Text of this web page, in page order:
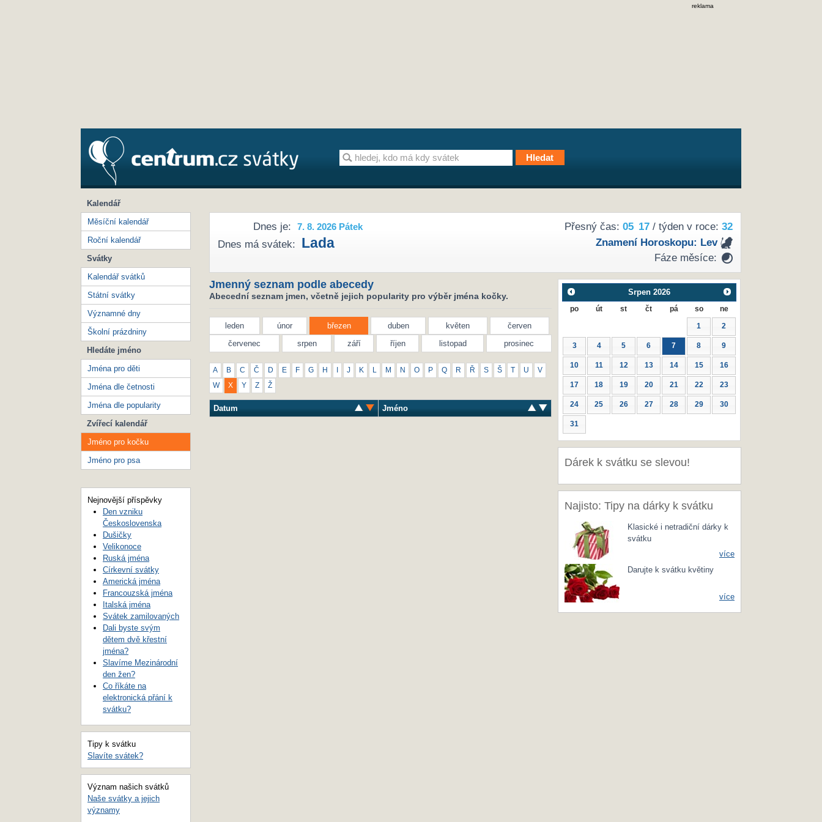
reklama
Přesný čas: 05 17/ týden v roce: 32
Znamení Horoskopu: Lev
Fáze měsíce:
Dnes je: 7. 8. 2026 Pátek
Dnes má svátek: Lada
Jmenný seznam podle abecedy
Abecední seznam jmen, včetně jejich popularity pro výběr jména kočky.
leden únor březen duben květen
červen
červenec
srpen září říjen listopad prosinec
A B C Č D E F G H J K M N O P Q R Ř S Š T U V
W X Y Z Ž
Datum Jméno
Srpen 2026
po út st čt pá so ne
1 2
3 4 5 6 7 8 9
10 11 12 13 14 15 16
17 18 19 20 21 22 23
24 25 26 27 28 29 30
31
Dárek k svátku se slevou!
Najisto: Tipy na dárky k svátku
Klasické i netradiční dárky k
svátku
více
Darujte k svátku květiny
více
Kalendář
Měsíční kalendář
Roční kalendář
Svátky
Kalendář svátků
Státní svátky
Významné dny
Školní prázdniny
Hledáte jméno
Jména pro děti
Jména dle četnosti
Jména dle popularity
Zvířecí kalendář
Jméno pro kočku
Jméno pro psa
Nejnovější příspěvky
Den vzniku
Československa
Dušičky
Velikonoce
Ruská jména
Církevní svátky
Americká jména
Francouzská jména
Italská jména
Svátek zamilovaných
Dali byste svým
dětem dvě křestní
jména?
Slavíme Mezinárodní
den žen?
Co říkáte na
elektronická přání k
svátku?
Tipy k svátku
Slavíte svátek?
Význam našich svátků
Naše svátky a jejich
významy